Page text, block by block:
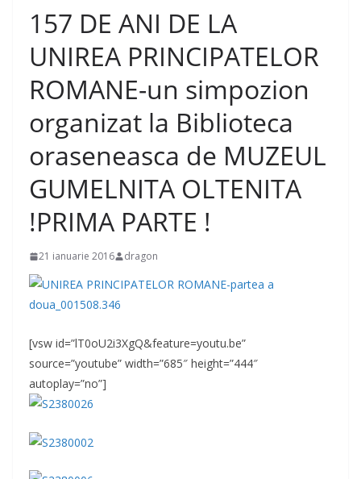
157 DE ANI DE LA
UNIREA PRINCIPATELOR
ROMANE-un simpozion
organizat la Biblioteca
oraseneasca de MUZEUL
GUMELNITA OLTENITA
!PRIMA PARTE !
21 ianuarie 2016 dragon
[vsw id=”lT0oU2i3XgQ&feature=youtu.be”
source=”youtube” width=”685″ height=”444″
autoplay=”no”]